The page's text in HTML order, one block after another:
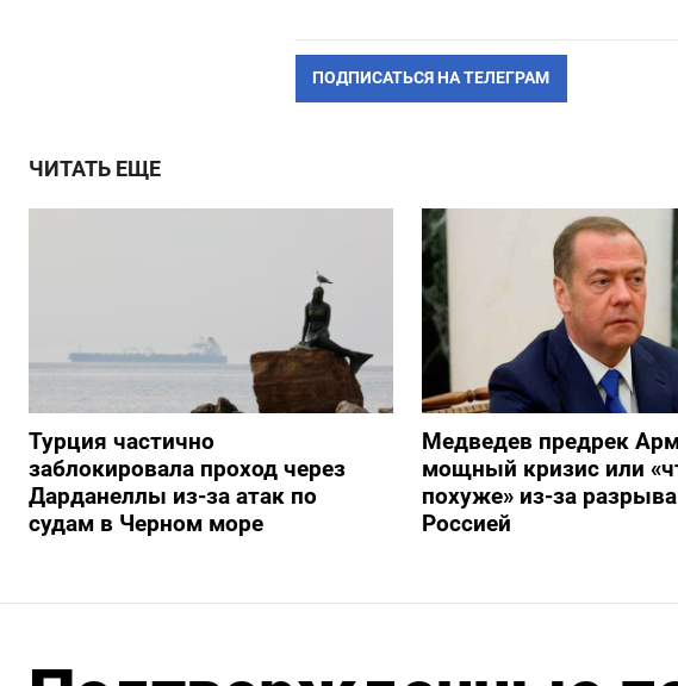
ПОДПИСАТЬСЯ НА ТЕЛЕГРАМ
ЧИТАТЬ ЕЩЕ
Турция частично
заблокировала проход через
Дарданеллы из-за атак по
судам в Черном море
Медведев предрек
мощный кризис или
похуже» из-за
Россией